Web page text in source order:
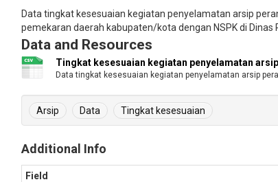
Data tingkat kesesuaian kegiatan penyelamatan arsip
pemekaran daerah kabupaten/kota dengan NSPK di
Data and Resources
Tingkat kesesuaian kegiatan penyelamatan
Data tingkat kesesuaian kegiatan penyelamatan arsip
Arsip Data Tingkat kesesuaian
Additional Info
Field